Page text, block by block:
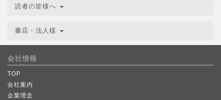
読者の皆様へ
書店・法人様
会社情報
TOP
会社案内
企業理念